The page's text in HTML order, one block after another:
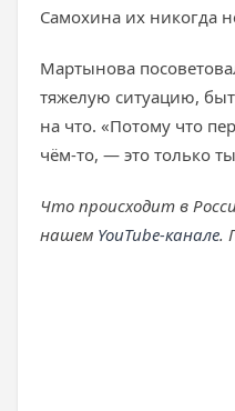
Самохина их никогда
Мартынова
тяжелую ситуацию,
на что. «Потому что
чём-то, — это только
Что происходит в
нашем YouTube-канале.